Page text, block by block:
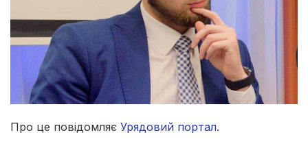
Про це повідомляє Урядовий портал.